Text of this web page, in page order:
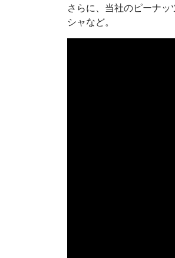
さらに、当社のピーナ
シャなど。